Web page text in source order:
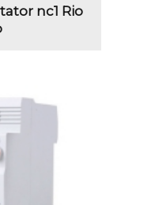
nc1 Rio